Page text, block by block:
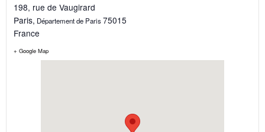
198, rue de Vaugirard
Paris, Département de Paris75015
France
+ Google Map